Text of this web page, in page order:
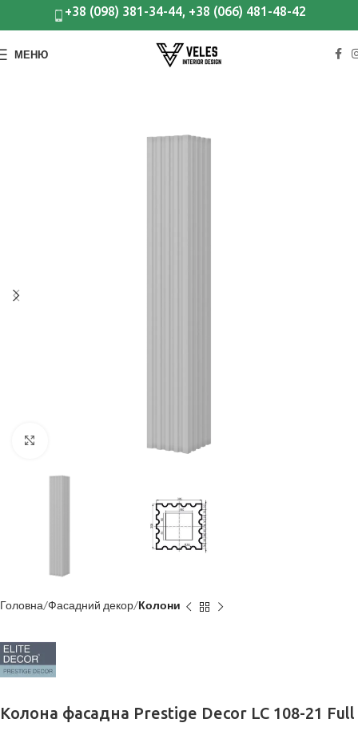
+38 (098) 381-34-44, +38 (066) 481-48-42
МЕНЮ
Головна Фасадний декор Колони
Колона фасадна Prestige Decor LC 108-21 Full